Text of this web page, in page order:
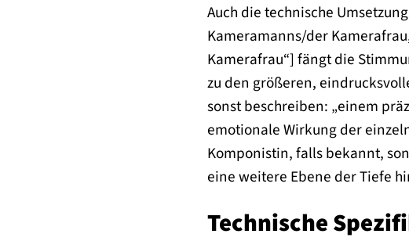
Auch die technische
Kameramanns/der
Kamerafrau“] fängt die
zu den größeren,
sonst beschreiben: „einem
emotionale Wirkung der
Komponistin, falls bekannt,
eine weitere Ebene der Tiefe
Technische